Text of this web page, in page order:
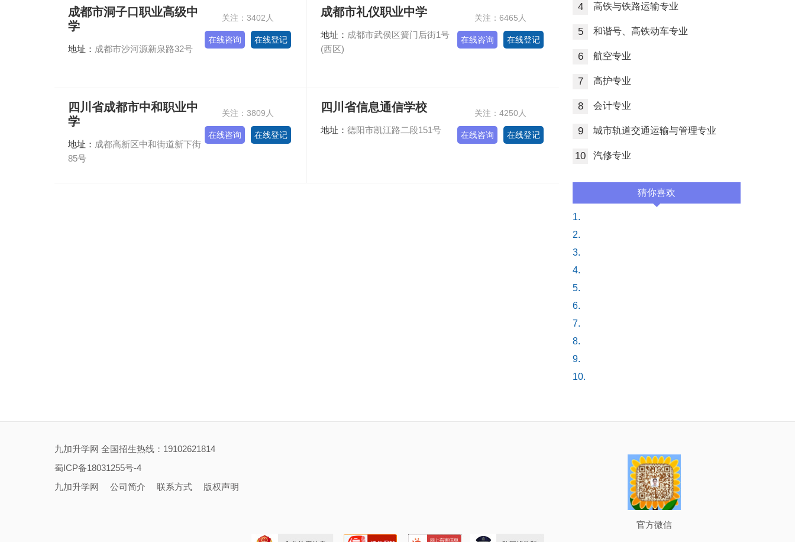
4 高铁与铁路运输专业
5 和谐号、高铁动车专业
6 航空专业
7 高护专业
8 会计专业
9 城市轨道交通运输与管理专业
10 汽修专业
猜你喜欢
1.
2.
3.
4.
5.
6.
7.
8.
9.
10.
成都市洞子口职业高级中
学
地址： 成都市沙河源新泉路32号
关注：3402人
在线咨询 在线登记
成都市礼仪职业中学
地址： 成都市武侯区簧门后街1号
(西区)
关注：6465人
在线咨询 在线登记
四川省成都市中和职业中
学
地址： 成都高新区中和街道新下街
85号
关注：3809人
在线咨询 在线登记
四川省信息通信学校
地址： 德阳市凯江路二段151号
关注：4250人
在线咨询 在线登记
九加升学网 全国招生热线：19102621814
蜀ICP备18031255号-4
九加升学网
公司简介 联系方式 版权声明
官方微信